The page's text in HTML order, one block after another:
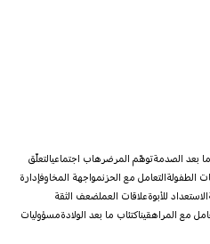
بعد الصدمةتوهّم المرضرهاب اجتماعيالتعلّق
الطفولة التعامل مع الحزنمواجهة المخاوفإدارة
الاستعداد للأبوةعلاقات العملضعف الثقة
مع المراهقيناكتئاب ما بعد الولادةمسؤوليات